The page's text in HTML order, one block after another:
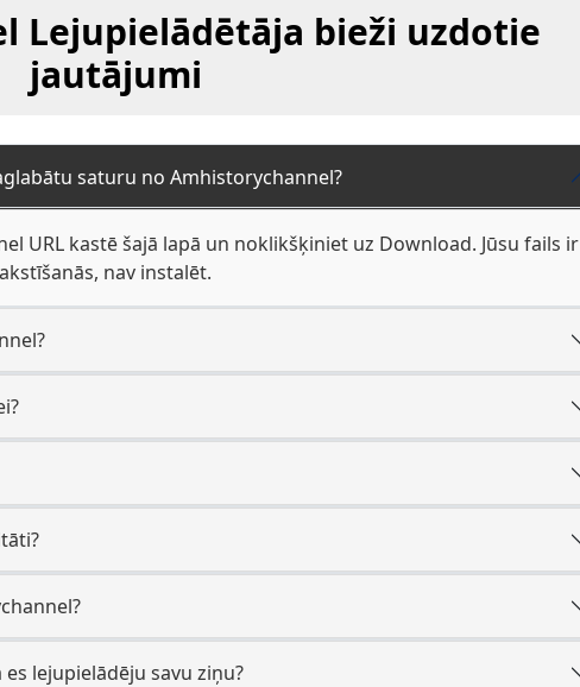
Lejupielādētāja bieži uzdotie
jautājumi
saturu no Amhistorychannel?
URL kastē šajā lapā un noklikšķiniet uz Download. Jūsu fails ir
nav instalēt.
lejupielādēju savu ziņu?